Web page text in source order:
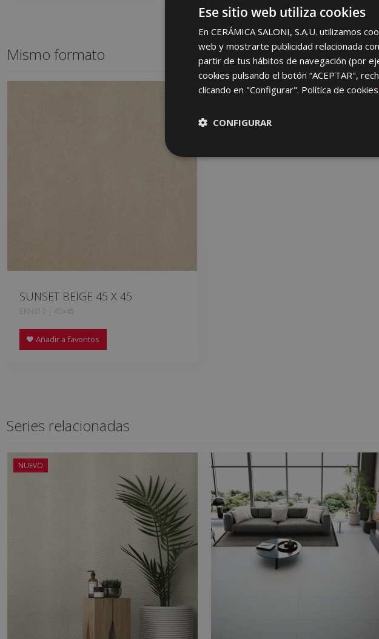
Mismo formato
SUNSET BEIGE 45 X 45
EKN610 | 45x45
Añadir a favoritos
Series relacionadas
NUEVO
Ese sitio web utiliza cookies
En CERÁMICA SALONI, S.A.U. utilizamos
web y mostrarte publicidad relacionada
partir de tus hábitos de navegación (por
cookies pulsando el botón “ACEPTAR",
clicando en "Configurar". Política de cookies.
CONFIGURAR